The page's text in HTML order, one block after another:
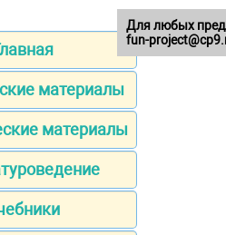
материалы
материалы
Для любых
fun-